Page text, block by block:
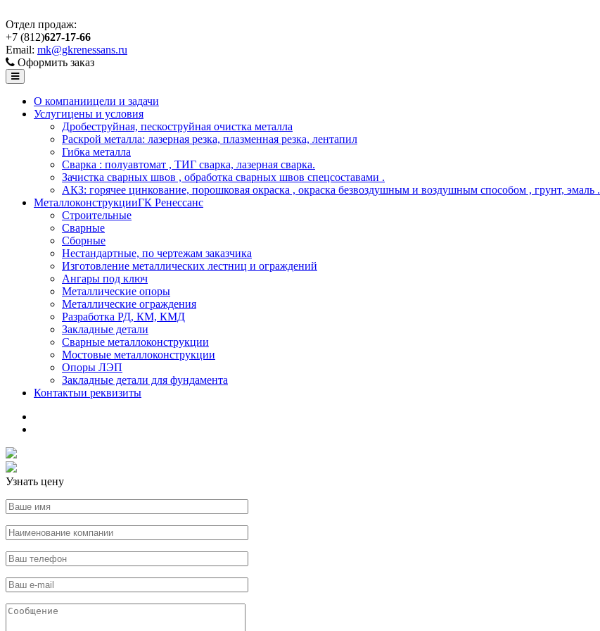
Отдел продаж:
+7 (812)627-17-66
Email: mk@gkrenessans.ru
Оформить заказ
О компаниицели и задачи
Услугицены и условия
Дробеструйная, пескоструйная очистка металла
Раскрой металла: лазерная резка, плазменная резка, лентапил
Гибка металла
Сварка : полуавтомат , ТИГ сварка, лазерная сварка.
Зачистка сварных швов , обработка сварных швов спецсоставами .
АКЗ: горячее цинкование, порошковая окраска , окраска безвоздушным и воздушным способом , грунт, эмаль .
МеталлоконструкцииГК Ренессанс
Строительные
Сварные
Сборные
Нестандартные, по чертежам заказчика
Изготовление металлических лестниц и ограждений
Ангары под ключ
Металлические опоры
Металлические ограждения
Разработка РД, КМ, КМД
Закладные детали
Сварные металлоконструкции
Мостовые металлоконструкции
Опоры ЛЭП
Закладные детали для фундамента
Контактыи реквизиты
Узнать цену